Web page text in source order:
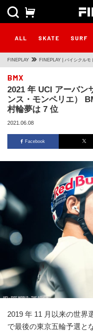
ALL SKATE SURF
FINEPLAY FINEPLAY | バイシクルモ
BMX
2021 年 UCI アーバン
ンス・モンペリエ） BMX フリースタイル・パーク 中
村輪夢は 7 位
2021.06.08
Facebook
2019 年 11 ⽉以来の世界
で最後の東京五輪予選と